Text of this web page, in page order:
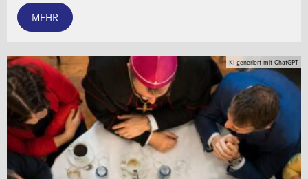
MEHR
KI-generiert mit ChatGPT